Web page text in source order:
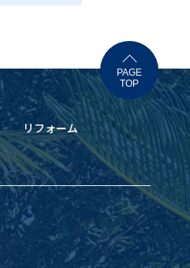
リフォーム
PAGE
TOP